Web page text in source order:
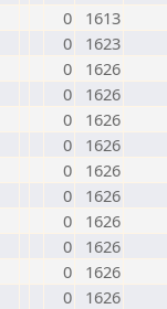
0
1613
0
1623
0
1626
0
1626
0
1626
0
1626
0
1626
0
1626
0
1626
0
1626
0
1626
0
1626